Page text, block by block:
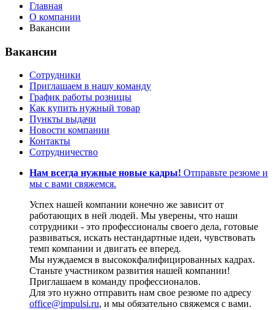
Главная
О компании
Вакансии
Вакансии
Сотрудники
Приглашаем в нашу команду
График работы розницы
Как купить нужный товар
Пункты выдачи
Новости компании
Контакты
Сотрудничество
Нам всегда нужные новые кадры! Отправьте резюме и
мы с вами свяжемся.
Успех нашей компании конечно же зависит от
работающих в ней людей. Мы уверены, что наши
сотрудники - это профессионалы своего дела, готовые
развиваться, искать нестандартные идеи, чувствовать
темп компании и двигать ее вперед.
Мы нуждаемся в высококфалифицированных кадрах.
Станьте участником развития нашей компании!
Приглашаем в команду профессионалов.
Для это нужно отправить нам свое резюме по адресу
office@impulsi.ru, и мы обязательно свяжемся с вами.